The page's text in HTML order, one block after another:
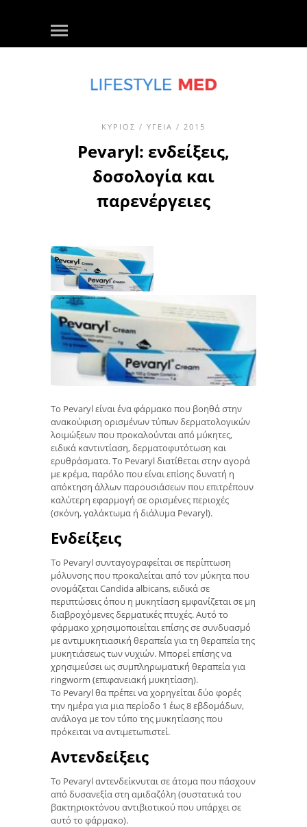
ΚΎΡΙΟΣ / ΥΓΕΊΑ / 2015
Pevaryl: ενδείξεις,
δοσολογία και
παρενέργειες
Το Pevaryl είναι ένα φάρμακο που βοηθά στην
ανακούφιση ορισμένων τύπων δερματολογικών
λοιμώξεων που προκαλούνται από μύκητες,
ειδικά καντιντίαση, δερματοφυτότωση και
ερυθράσματα. Το Pevaryl διατίθεται στην αγορά
με κρέμα, παρόλο που είναι επίσης δυνατή η
απόκτηση άλλων παρουσιάσεων που επιτρέπουν
καλύτερη εφαρμογή σε ορισμένες περιοχές
(σκόνη, γαλάκτωμα ή διάλυμα Pevaryl).
Ενδείξεις
Το Pevaryl συνταγογραφείται σε περίπτωση
μόλυνσης που προκαλείται από τον μύκητα που
ονομάζεται Candida albicans, ειδικά σε
περιπτώσεις όπου η μυκητίαση εμφανίζεται σε μη
διαβροχόμενες δερματικές πτυχές. Αυτό το
φάρμακο χρησιμοποιείται επίσης σε συνδυασμό
με αντιμυκητιασική θεραπεία για τη θεραπεία της
μυκητιάσεως των νυχιών. Μπορεί επίσης να
χρησιμεύσει ως συμπληρωματική θεραπεία για
ringworm (επιφανειακή μυκητίαση).
Το Pevaryl θα πρέπει να χορηγείται δύο φορές
την ημέρα για μια περίοδο 1 έως 8 εβδομάδων,
ανάλογα με τον τύπο της μυκητίασης που
πρόκειται να αντιμετωπιστεί.
Αντενδείξεις
Το Pevaryl αντενδείκνυται σε άτομα που πάσχουν
από δυσανεξία στη αμιδαζόλη (συστατικά του
βακτηριοκτόνου αντιβιοτικού που υπάρχει σε
αυτό το φάρμακο).